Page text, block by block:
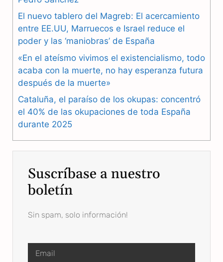
o
o
k
r
a
m
A
p
p
El nuevo tablero del Magreb: El acercamiento
entre EE.UU, Marruecos e Israel reduce el
poder y las ‘maniobras’ de España
«En el ateísmo vivimos el existencialismo, todo
acaba con la muerte, no hay esperanza futura
después de la muerte»
Cataluña, el paraíso de los okupas: concentró
el 40% de las okupaciones de toda España
durante 2025
Suscríbase a nuestro
boletín
Sin spam, solo información!